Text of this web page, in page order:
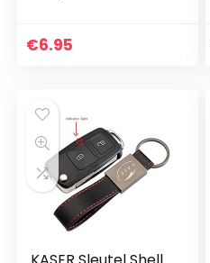
naar DE Adapter
€6.95